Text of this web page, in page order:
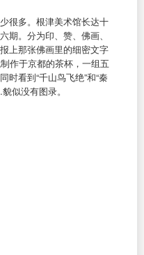
很多。根津美术馆长达十
期。分为印、赞、佛画、
上那张佛画里的细密文字
作于京都的茶杯，一组五
时看到“千山鸟飞绝”和“秦
似没有图录。